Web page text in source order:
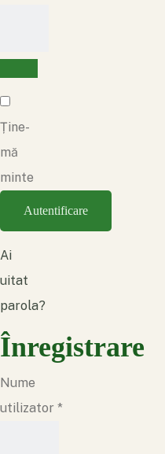
Ține-
mă
minte
Autentificare
Ai
uitat
parola?
Înregistrare
Nume
utilizator *